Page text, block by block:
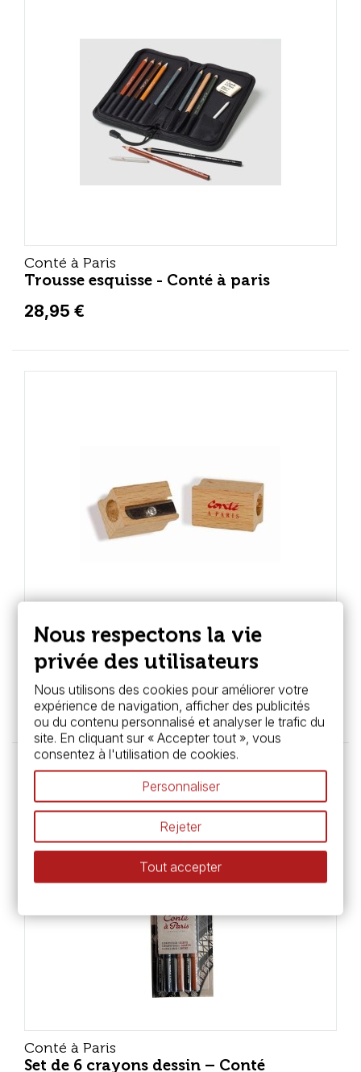
Conté à Paris
Trousse esquisse - Conté à paris
28,95 €
Conté à Paris
Taille-crayon Conté
4,95 €
Conté à Paris
Set de 6 crayons dessin – Conté
Nous respectons la vie
privée des utilisateurs
Nous utilisons des cookies pour améliorer votre
expérience de navigation, afficher des publicités
ou du contenu personnalisé et analyser le trafic du
site. En cliquant sur « Accepter tout », vous
consentez à l'utilisation de cookies.
Personnaliser
Rejeter
Tout accepter